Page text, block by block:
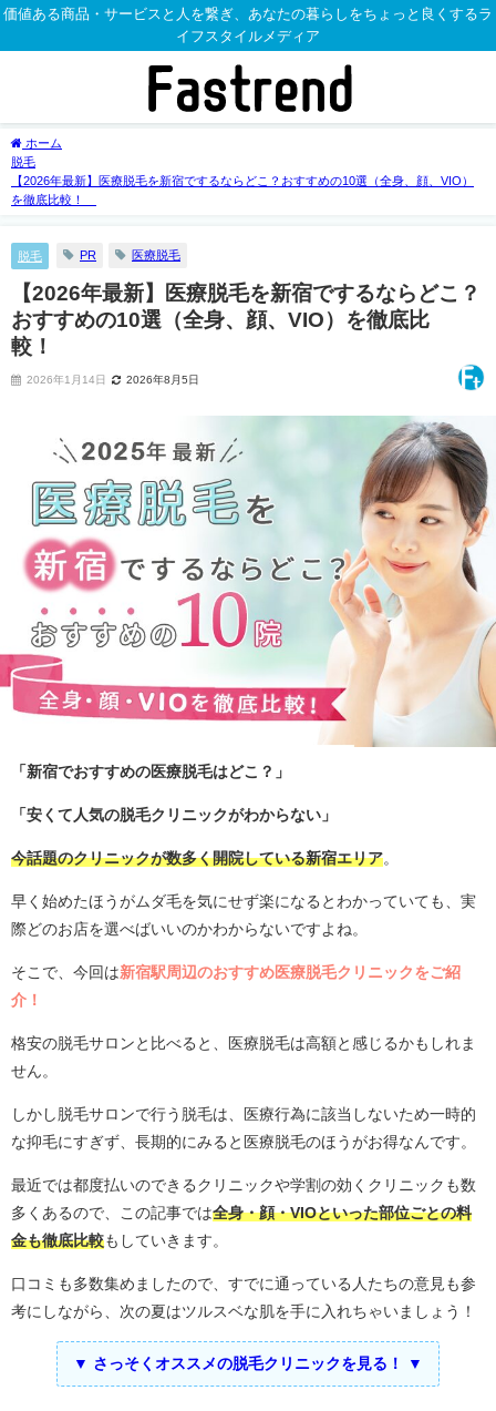
価値ある商品・サービスと人を繋ぎ、あなたの暮らしをちょっと良くするラ
イフスタイルメディア
ホーム
脱毛
【2026年最新】医療脱毛を新宿でするならどこ？おすすめの10選（全身、顔、VIO）
を徹底比較！
脱毛 PR 医療脱毛
【2026年最新】医療脱毛を新宿でするならどこ？
おすすめの10選（全身、顔、VIO）を徹底比
較！
2026年1月14日 2026年8月5日
「新宿でおすすめの医療脱毛はどこ？」
「安くて人気の脱毛クリニックがわからない」
今話題のクリニックが数多く開院している新宿エリア。
早く始めたほうがムダ毛を気にせず楽になるとわかっていても、実
際どのお店を選べばいいのかわからないですよね。
そこで、今回は新宿駅周辺のおすすめ医療脱毛クリニックをご紹
介！
格安の脱毛サロンと比べると、医療脱毛は高額と感じるかもしれま
せん。
しかし脱毛サロンで行う脱毛は、医療行為に該当しないため一時的
な抑毛にすぎず、長期的にみると医療脱毛のほうがお得なんです。
最近では都度払いのできるクリニックや学割の効くクリニックも数
多くあるので、この記事では全身・顔・VIOといった部位ごとの料
金も徹底比較もしていきます。
口コミも多数集めましたので、すでに通っている人たちの意見も参
考にしながら、次の夏はツルスベな肌を手に入れちゃいましょう！
▼ さっそくオススメの脱毛クリニックを見る！ ▼